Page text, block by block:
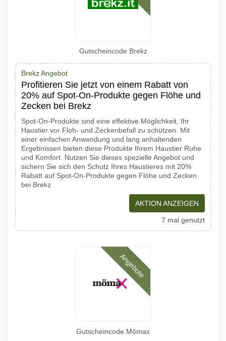
Gutscheincode Brekz
Brekz Angebot
Profitieren Sie jetzt von einem Rabatt von
20% auf Spot-On-Produkte gegen Flöhe und
Zecken bei Brekz
Spot-On-Produkte sind eine effektive Möglichkeit, Ihr
Haustier vor Floh- und Zeckenbefall zu schützen. Mit
einer einfachen Anwendung und lang anhaltenden
Ergebnissen bieten diese Produkte Ihrem Haustier Ruhe
und Komfort. Nutzen Sie dieses spezielle Angebot und
sichern Sie sich den Schutz Ihres Haustieres mit 20%
Rabatt auf Spot-On-Produkte gegen Flöhe und Zecken
bei Brekz
AKTION ANZEIGEN
7 mal genutzt
Angebote
Gutscheincode Mömax